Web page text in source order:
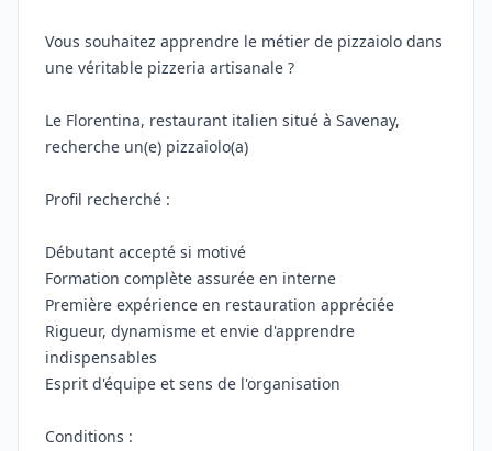
Vous souhaitez apprendre le métier de pizzaiolo dans
une véritable pizzeria artisanale ?
Le Florentina, restaurant italien situé à Savenay,
recherche un(e) pizzaiolo(a)
Profil recherché :
Débutant accepté si motivé
Formation complète assurée en interne
Première expérience en restauration appréciée
Rigueur, dynamisme et envie d'apprendre
indispensables
Esprit d'équipe et sens de l'organisation
Conditions :